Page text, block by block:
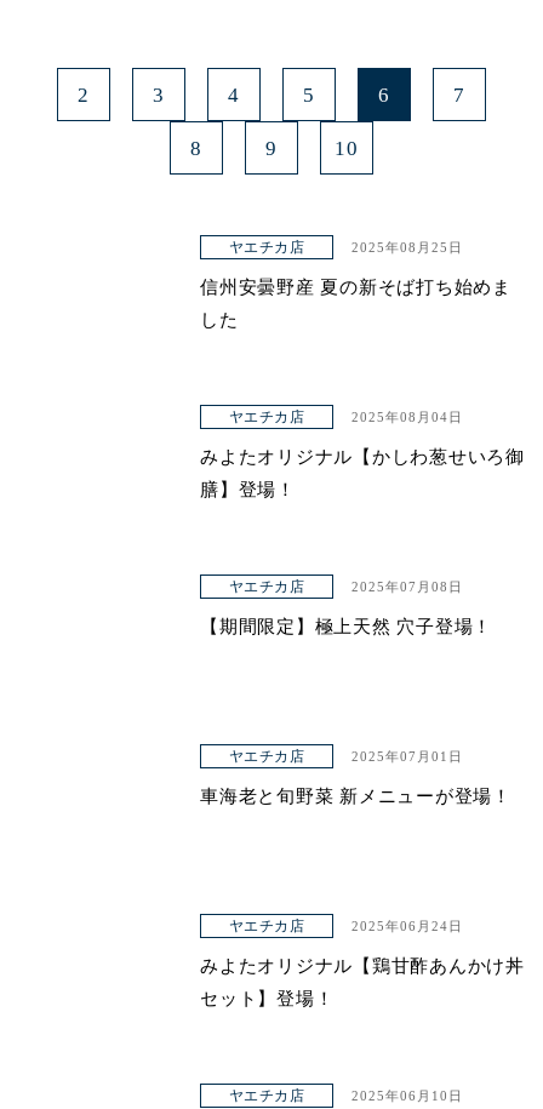
2 3 4 5 6 7
8 9 10
ヤエチカ店 2025年08月25日
信州安曇野産 夏の新そば打ち始めま
した
ヤエチカ店 2025年08月04日
みよたオリジナル【かしわ葱せいろ御
膳】登場！
ヤエチカ店 2025年07月08日
【期間限定】極上天然 穴子登場！
ヤエチカ店 2025年07月01日
車海老と旬野菜 新メニューが登場！
ヤエチカ店 2025年06月24日
みよたオリジナル【鶏甘酢あんかけ丼
セット】登場！
ヤエチカ店 2025年06月10日